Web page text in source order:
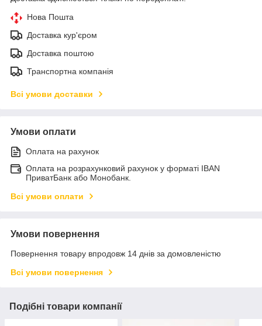
Нова Пошта
Доставка кур'єром
Доставка поштою
Транспортна компанія
Всі умови доставки
Умови оплати
Оплата на рахунок
Оплата на розрахунковий рахунок у форматі IBAN
ПриватБанк або Монобанк.
Всі умови оплати
Умови повернення
Повернення товару впродовж 14 днів за домовленістю
Всі умови повернення
Подібні товари компанії